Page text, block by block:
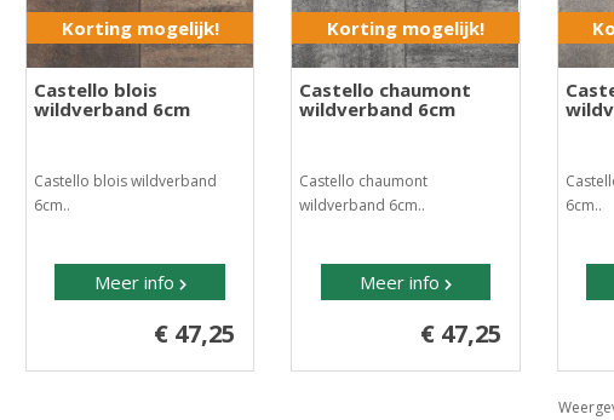
Korting mogelijk!
Castello blois
wildverband 6cm
Castello blois wildverband
6cm..
Meer info
€ 47,25
Korting mogelijk!
Castello chaumont
wildverband 6cm
Castello chaumont
wildverband 6cm..
Meer info
€ 47,25
6cm..